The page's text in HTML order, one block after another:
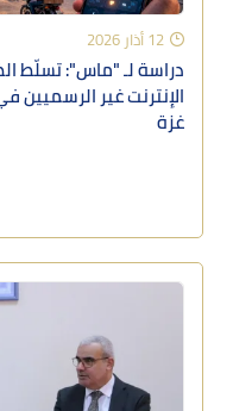
12 أذار 2026
دراسة لـ "ماس": تسلّط
الإنترنت غير
غزة